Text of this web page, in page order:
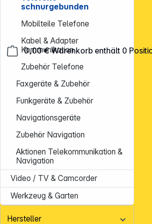
0,00 € Warenkorb enthält 0
schnurgebunden
Mobilteile Telefone
Kabel & Adapter
Kommunikation
Zubehör Telefone
Faxgeräte & Zubehör
Funkgeräte & Zubehör
Navigationsgeräte
Zubehör Navigation
Aktionen Telekommunikation &
Navigation
Video / TV & Camcorder
Werkzeug & Garten
Hersteller